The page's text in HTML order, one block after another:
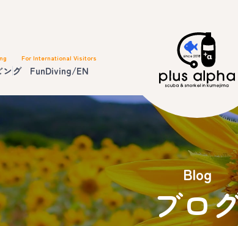
ング
For International Visitors
FunDiving/EN
Blog
ブロ